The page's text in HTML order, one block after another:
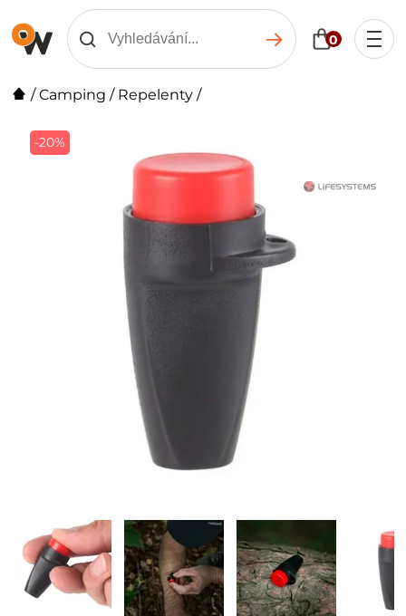
0
/Camping / Repelenty /
-20%